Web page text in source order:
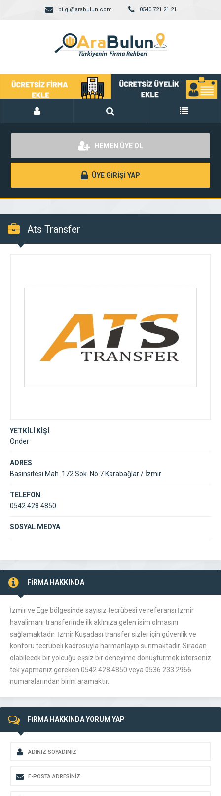
bilgi@arabulun.com 0540 721 21 21
HEMEN ÜYE OL
ÜYE GİRİŞİ YAP
Ats Transfer
YETKİLİ KİŞİ
Önder
ADRES
Basınsitesi Mah. 172 Sok. No.7 Karabağlar / İzmir
TELEFON
0542 428 4850
SOSYAL MEDYA
FİRMA HAKKINDA
İzmir ve Ege bölgesinde sayısız tecrübesi ve referansı İzmir
havalimanı transferinde ilk aklınıza gelen isim olmasını
sağlamaktadır. İzmir Kuşadası transfer sizler için güvenlik ve
konforu tecrübeli kadrosuyla harmanlayıp sunmaktadır. Sıradan
olabilecek bir yolcuğu eşsiz bir deneyime dönüştürmek isterseniz
tek yapmanız gereken 0542 428 4850 veya 0536 233 2966
numaralarından birini aramaktır.
FİRMA HAKKINDA YORUM YAP